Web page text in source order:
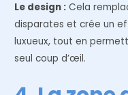
Le design : Cela
disparates et crée un
luxueux, tout en
seul coup d’œil.